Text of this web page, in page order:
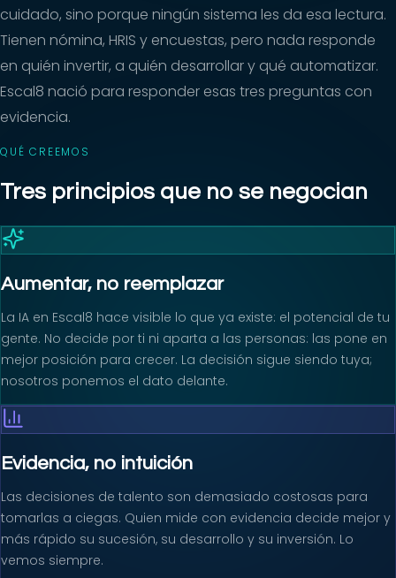
cuidado, sino porque ningún sistema les da esa lectura.
Tienen nómina, HRIS y encuestas, pero nada responde
en quién invertir, a quién desarrollar y qué automatizar.
Escal8 nació para responder esas tres preguntas con
evidencia.
QUÉ CREEMOS
Tres principios que no se negocian
Aumentar, no reemplazar
La IA en Escal8 hace visible lo que ya existe: el potencial de tu
gente. No decide por ti ni aparta a las personas: las pone en
mejor posición para crecer. La decisión sigue siendo tuya;
nosotros ponemos el dato delante.
Evidencia, no intuición
Las decisiones de talento son demasiado costosas para
tomarlas a ciegas. Quien mide con evidencia decide mejor y
más rápido su sucesión, su desarrollo y su inversión. Lo
vemos siempre.